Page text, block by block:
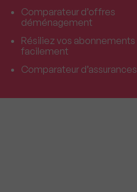
Comparateur d’offres
déménagement
Résiliez vos abonnements
facilement
Comparateur d’assurances